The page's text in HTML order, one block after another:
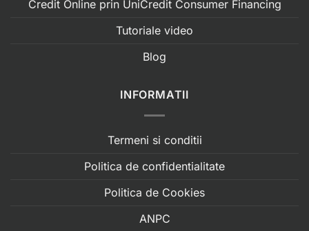
Credit Online prin UniCredit Consumer Financing
Tutoriale video
Blog
INFORMATII
Termeni si conditii
Politica de confidentialitate
Politica de Cookies
ANPC